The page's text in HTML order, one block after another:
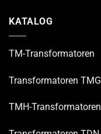
KATALOG
TM-Transformatoren
Transformatoren TMG
TMH-Transformatoren